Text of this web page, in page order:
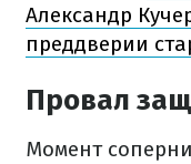
Александр
преддверии
Провал
Момент